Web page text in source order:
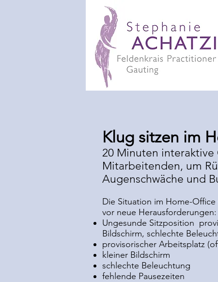
Klug sitzen im
20 Minuten
Mitarbeitenden, um
Augenschwäche und
Die Situation im Home-
vor neue Herausforderungen:
Ungesunde Sitzposition
Bildschirm, schlechte
provisorischer Arbeitsplatz
kleiner Bildschirm
schlechte Beleuchtung
fehlende Pausezeiten